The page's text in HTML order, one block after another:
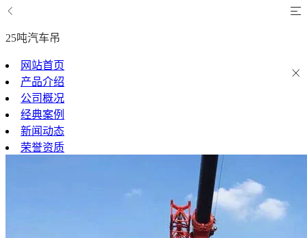
25吨汽车吊
网站首页
产品介绍
公司概况
经典案例
新闻动态
荣誉资质